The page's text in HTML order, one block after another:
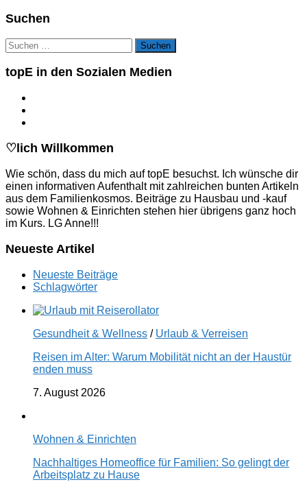
Suchen
Suchen
nach:
topE in den Sozialen Medien
♡lich Willkommen
Wie schön, dass du mich auf topE besuchst. Ich wünsche dir
einen informativen Aufenthalt mit zahlreichen bunten Artikeln
aus dem Familienkosmos. Beiträge zu Hausbau und -kauf
sowie Wohnen & Einrichten stehen hier übrigens ganz hoch
im Kurs. LG Anne!!!
Neueste Artikel
Neueste Beiträge
Schlagwörter
Gesundheit & Wellness / Urlaub & Verreisen
Reisen im Alter: Warum Mobilität nicht an der Haustür
enden muss
7. August 2026
Wohnen & Einrichten
Nachhaltiges Homeoffice für Familien: So gelingt der
Arbeitsplatz zu Hause